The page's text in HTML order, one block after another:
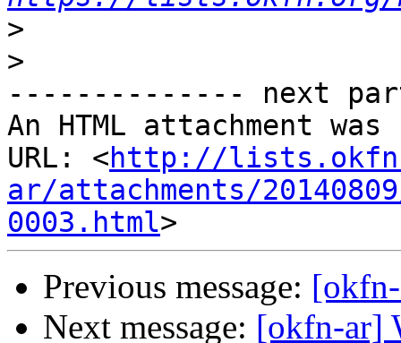
>
>
-------------- next
An HTML attachment
URL: <http://
ar/attachments/
0003.html
Previous message:
Next message: [okfn-ar]